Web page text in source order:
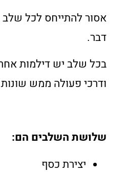
אסור להתייחס לכל שלב
דבר.
בכל שלב יש דילמות
ודרכי פעולה ממש
שלושת השלבים הם:
יצירת כסף